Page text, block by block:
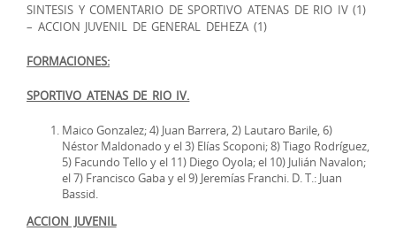
SINTESIS Y COMENTARIO DE SPORTIVO ATENAS DE RIO IV (1)
– ACCION JUVENIL DE GENERAL DEHEZA (1)
FORMACIONES:
SPORTIVO ATENAS DE RIO IV.
Maico Gonzalez; 4) Juan Barrera, 2) Lautaro Barile, 6)
Néstor Maldonado y el 3) Elías Scoponi; 8) Tiago Rodríguez,
5) Facundo Tello y el 11) Diego Oyola; el 10) Julián Navalon;
el 7) Francisco Gaba y el 9) Jeremías Franchi. D. T.: Juan
Bassid.
ACCION JUVENIL